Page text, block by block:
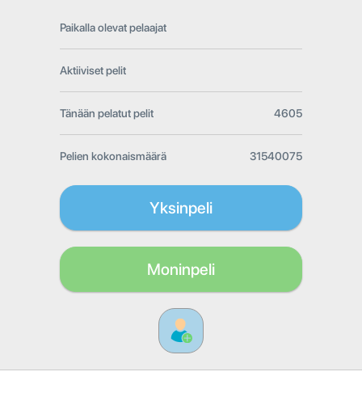
Paikalla olevat pelaajat
Aktiiviset pelit
Tänään pelatut pelit 4605
Pelien kokonaismäärä 31540075
Yksinpeli
Moninpeli